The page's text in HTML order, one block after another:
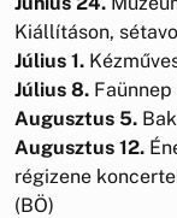
Kiállításon,
Július 1.
Július 8.
Augusztus 5.
Augusztus 12.
régizene
(BÖ)